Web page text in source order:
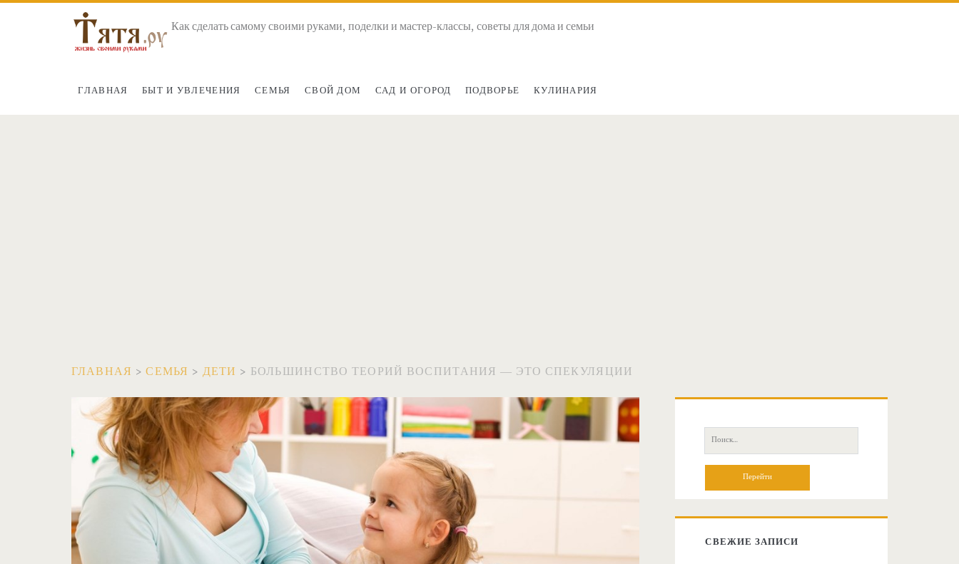
Как сделать самому своими руками, поделки и мастер-классы, советы для дома и семьи
ГЛАВНАЯ БЫТ И УВЛЕЧЕНИЯ СЕМЬЯ СВОЙ ДОМ САД И ОГОРОД ПОДВОРЬЕ КУЛИНАРИЯ
ГЛАВНАЯ >СЕМЬЯ > ДЕТИ > БОЛЬШИНСТВО ТЕОРИЙ ВОСПИТАНИЯ — ЭТО СПЕКУЛЯЦИИ
о
П
о
:
СВЕЖИЕ ЗАПИСИ